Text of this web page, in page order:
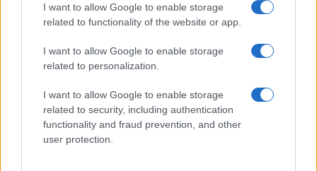
I want to allow Google to enable storage
related to functionality of the website or app.
I want to allow Google to enable storage
related to personalization.
I want to allow Google to enable storage
related to security, including authentication
functionality and fraud prevention, and other
user protection.